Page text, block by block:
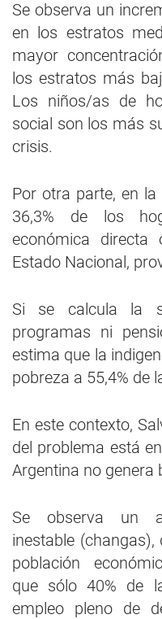
Se observa un
en los estratos
mayor
los estratos más
Los niños/as de
social son los más
crisis.
Por otra parte, en la
36,3% de los
económica
Estado Nacional,
Si se calcula la
programas ni
estima que la
pobreza a 55,4% de
En este contexto,
del problema está
Argentina no genera
Se observa un
inestable (changas),
población
que sólo 40% de
empleo pleno de